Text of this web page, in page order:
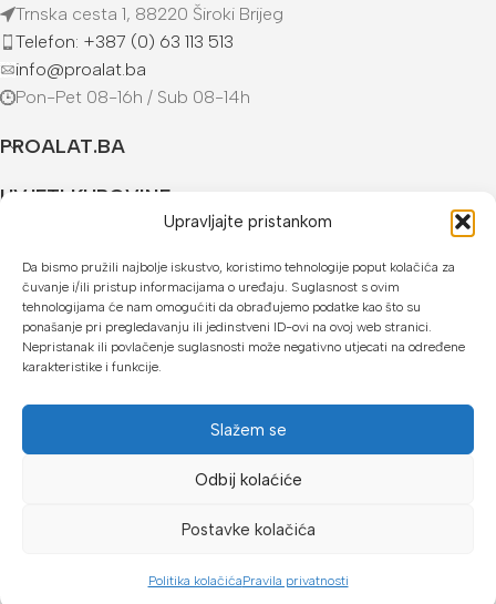
Upravljajte pristankom
Da bismo pružili najbolje iskustvo, koristimo tehnologije poput kolačića za
čuvanje i/ili pristup informacijama o uređaju. Suglasnost s ovim
tehnologijama će nam omogućiti da obrađujemo podatke kao što su
ponašanje pri pregledavanju ili jedinstveni ID-ovi na ovoj web stranici.
Nepristanak ili povlačenje suglasnosti može negativno utjecati na određene
karakteristike i funkcije.
Slažem se
Odbij kolaćiće
Postavke kolačića
Politika kolačićaPravila privatnosti
Trnska cesta 1, 88220 Široki Brijeg
Telefon: +387 (0) 63 113 513
info@proalat.ba
Pon-Pet 08-16h / Sub 08-14h
PROALAT.BA
UVJETI KUPOVINE
U našoj web trgovini možete platiti:
Kreditnim karticama jednokratno ili do 24 rate
Gotovinom prilikom preuzimanja
Mikrofin do 18 rata
Copyright © 2026 Proalat.ba